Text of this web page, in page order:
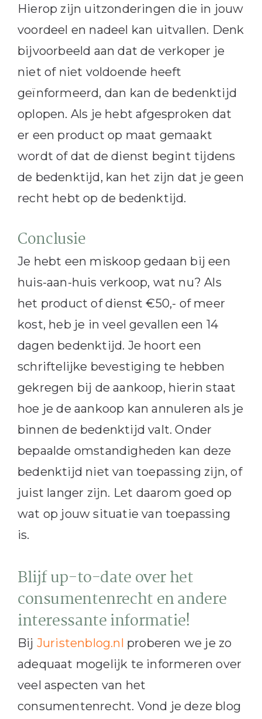
Hierop zijn uitzonderingen die in jouw
voordeel en nadeel kan uitvallen. Denk
bijvoorbeeld aan dat de verkoper je
niet of niet voldoende heeft
geïnformeerd, dan kan de bedenktijd
oplopen. Als je hebt afgesproken dat
er een product op maat gemaakt
wordt of dat de dienst begint tijdens
de bedenktijd, kan het zijn dat je geen
recht hebt op de bedenktijd.
Conclusie
Je hebt een miskoop gedaan bij een
huis-aan-huis verkoop, wat nu? Als
het product of dienst €50,- of meer
kost, heb je in veel gevallen een 14
dagen bedenktijd. Je hoort een
schriftelijke bevestiging te hebben
gekregen bij de aankoop, hierin staat
hoe je de aankoop kan annuleren als je
binnen de bedenktijd valt. Onder
bepaalde omstandigheden kan deze
bedenktijd niet van toepassing zijn, of
juist langer zijn. Let daarom goed op
wat op jouw situatie van toepassing
is.
Blijf up-to-date over het
consumentenrecht en andere
interessante informatie!
Bij Juristenblog.nl proberen we je zo
adequaat mogelijk te informeren over
veel aspecten van het
consumentenrecht. Vond je deze blog